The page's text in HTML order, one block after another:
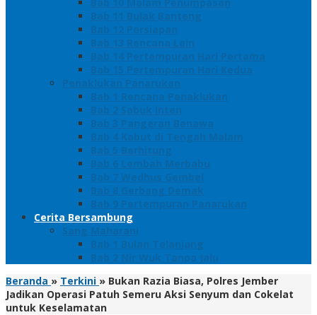
Bab 11 Bulak Banteng
Bab 12 Persiapan
Bab 13 Rencana Lain
Bab 14 Pertempuran Hari Pertama
Bab 15 Pertempuran Hari Kedua
Penaklukan Panarukan
Bab 1 Rencana Penaklukan
Bab 2 Sabuk Inten
Bab 3 Pangeran Benawa
Bab 4 Kabut di Tengah Malam
Bab 5 Berhitung
Bab 6 Lembah Merbabu
Bab 7 Wedhus Gembel
Bab 8 Gerbang Demak
Bab 9 Pertempuran Panarukan
Cerita Bersambung
Sang Maharani
Bab 1 Bulan Telanjang
Bab 2 Nir Wuk Tanpa Jalu
Beranda » Terkini » Bukan Razia Biasa, Polres Jember
Jadikan Operasi Patuh Semeru Aksi Senyum dan Cokelat
untuk Keselamatan